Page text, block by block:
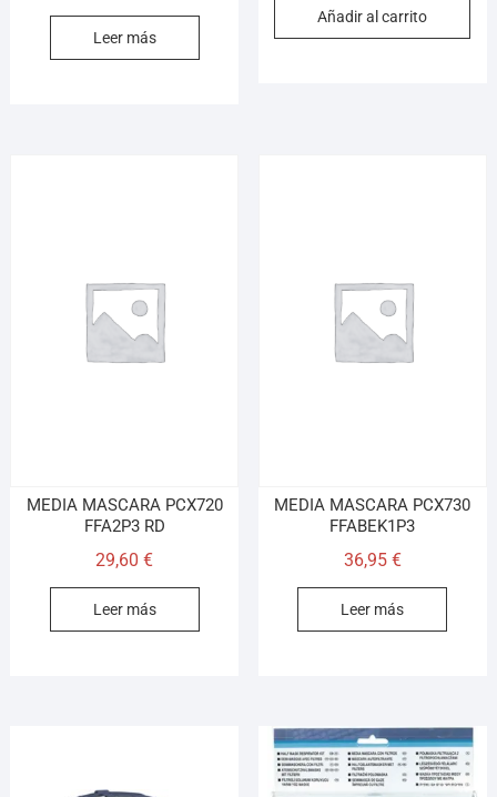
Leer más
Añadir al carrito
MEDIA MASCARA PCX720
FFA2P3 RD
29,60€
Leer más
MEDIA MASCARA PCX730
FFABEK1P3
36,95 €
Leer más